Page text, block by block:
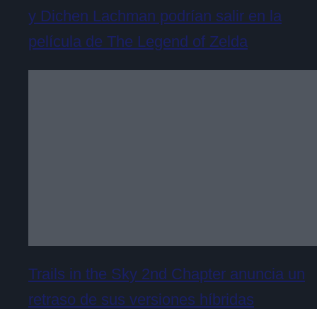
y Dichen Lachman podrían salir en la
película de The Legend of Zelda
Trails in the Sky 2nd Chapter anuncia un
retraso de sus versiones híbridas